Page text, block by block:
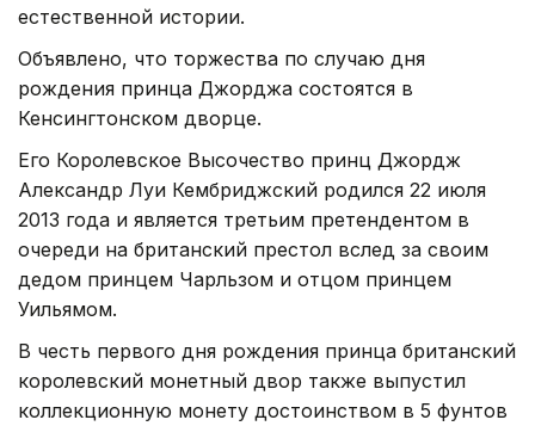
естественной истории.
Объявлено, что торжества по случаю дня
рождения принца Джорджа состоятся в
Кенсингтонском дворце.
Его Королевское Высочество принц Джордж
Александр Луи Кембриджский родился 22 июля
2013 года и является третьим претендентом в
очереди на британский престол вслед за своим
дедом принцем Чарльзом и отцом принцем
Уильямом.
В честь первого дня рождения принца британский
королевский монетный двор также выпустил
коллекционную монету достоинством в 5 фунтов